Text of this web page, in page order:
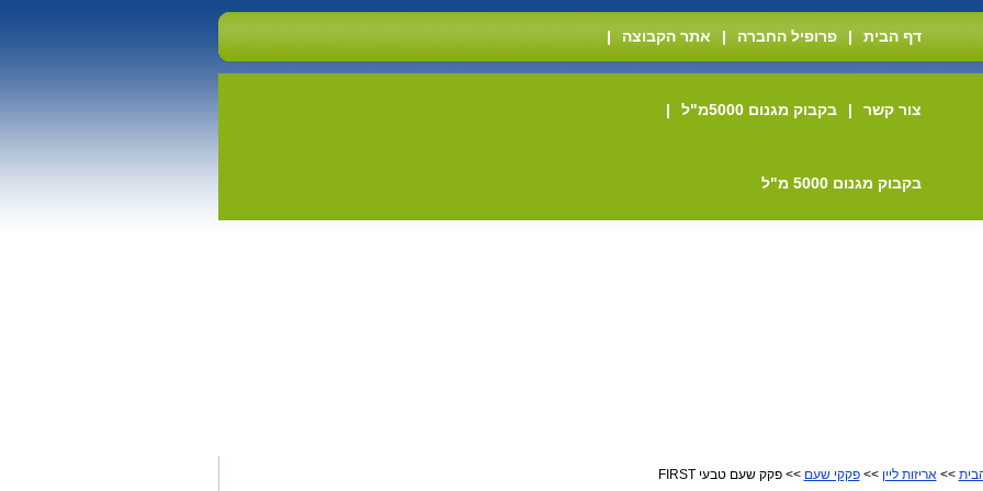
דף הבית | פרופיל החברה | אתר הקבוצה |
צור קשר | בקבוק מגנום 5000מ"ל |
בקבוק מגנום 5000 מ"ל
>>אריזות ליין >>פקקי שעם >> פקק שעם טבעי FIRST